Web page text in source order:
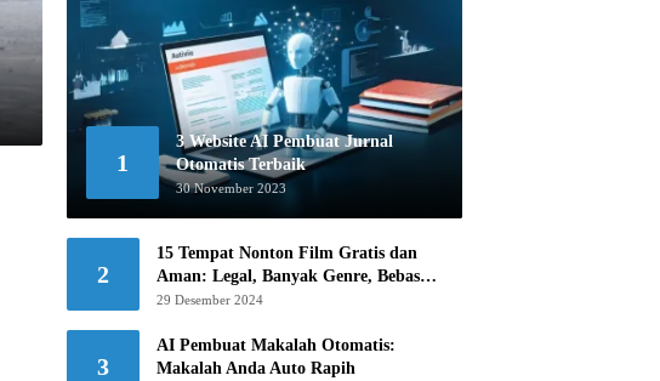
1
3 Website AI Pembuat Jurnal
Otomatis Terbaik
30 November 2023
2
15 Tempat Nonton Film Gratis dan
Aman: Legal, Banyak Genre, Bebas
Khawatir!
29 Desember 2024
3
AI Pembuat Makalah Otomatis:
Makalah Anda Auto Rapih